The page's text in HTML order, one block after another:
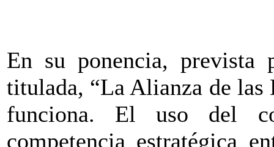
En su ponencia,
titulada, “La Alianza de las
funciona. El uso del
competencia estratégica